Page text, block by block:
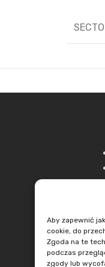
Aby zapewnić
cookie, do
Zgoda na te
podczas
zgody lub
SECTO